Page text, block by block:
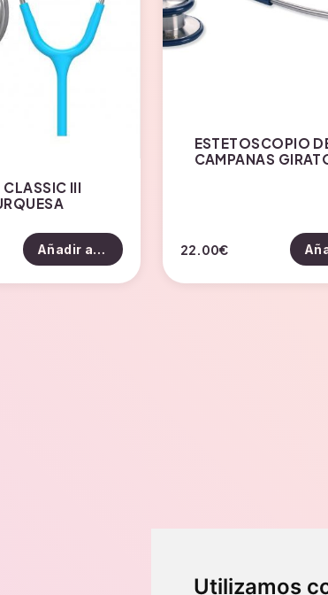
Utilizamos
III
Añadir al carrito
ESTETOSCOPIO
CAMPANAS
22.00€
Dirección